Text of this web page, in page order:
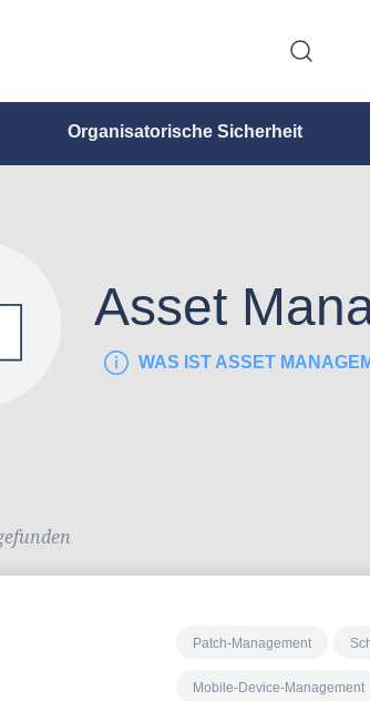
Organisatorische Sicherheit
Asset
WAS IST ASSET
Patch-Management
Mobile-Device-Management